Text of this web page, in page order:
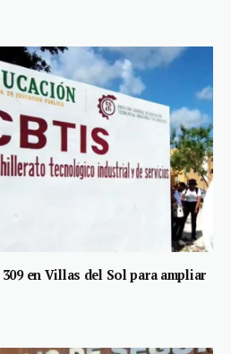
en Villas del Sol para ampliar